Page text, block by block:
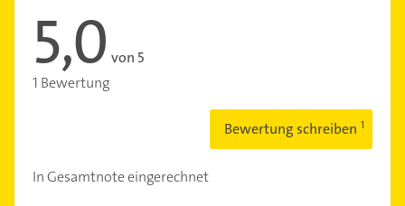
5,0 von 5
1 Bewertung
Bewertung schreiben
In Gesamtnote eingerechnet